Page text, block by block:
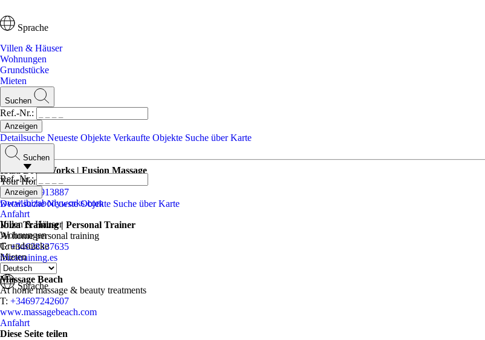
Sprache
Villen & Häuser
Wohnungen
Grundstücke
Mieten
Suchen
Ref.-Nr.:
Detailsuche Neueste Objekte Verkaufte Objekte Suche über Karte
Suchen
Ref.-Nr.:
DetailsucheNeueste Objekte Suche über Karte
Villen & Häuser
Wohnungen
Grundstücke
Mieten
Sprache
Wellness
Ibiza Body Works | Fusion Massage
Your Home or Hotel
T:+34649913887
www.ibizabodyworks.com
Anfahrt
Ibiza Training | Personal Trainer
At home personal training
T:+34628337635
ibizatraining.es
Anfahrt
Massage Beach
At home massage & beauty treatments
T: +34697242607
www.massagebeach.com
Anfahrt
Diese Seite teilen